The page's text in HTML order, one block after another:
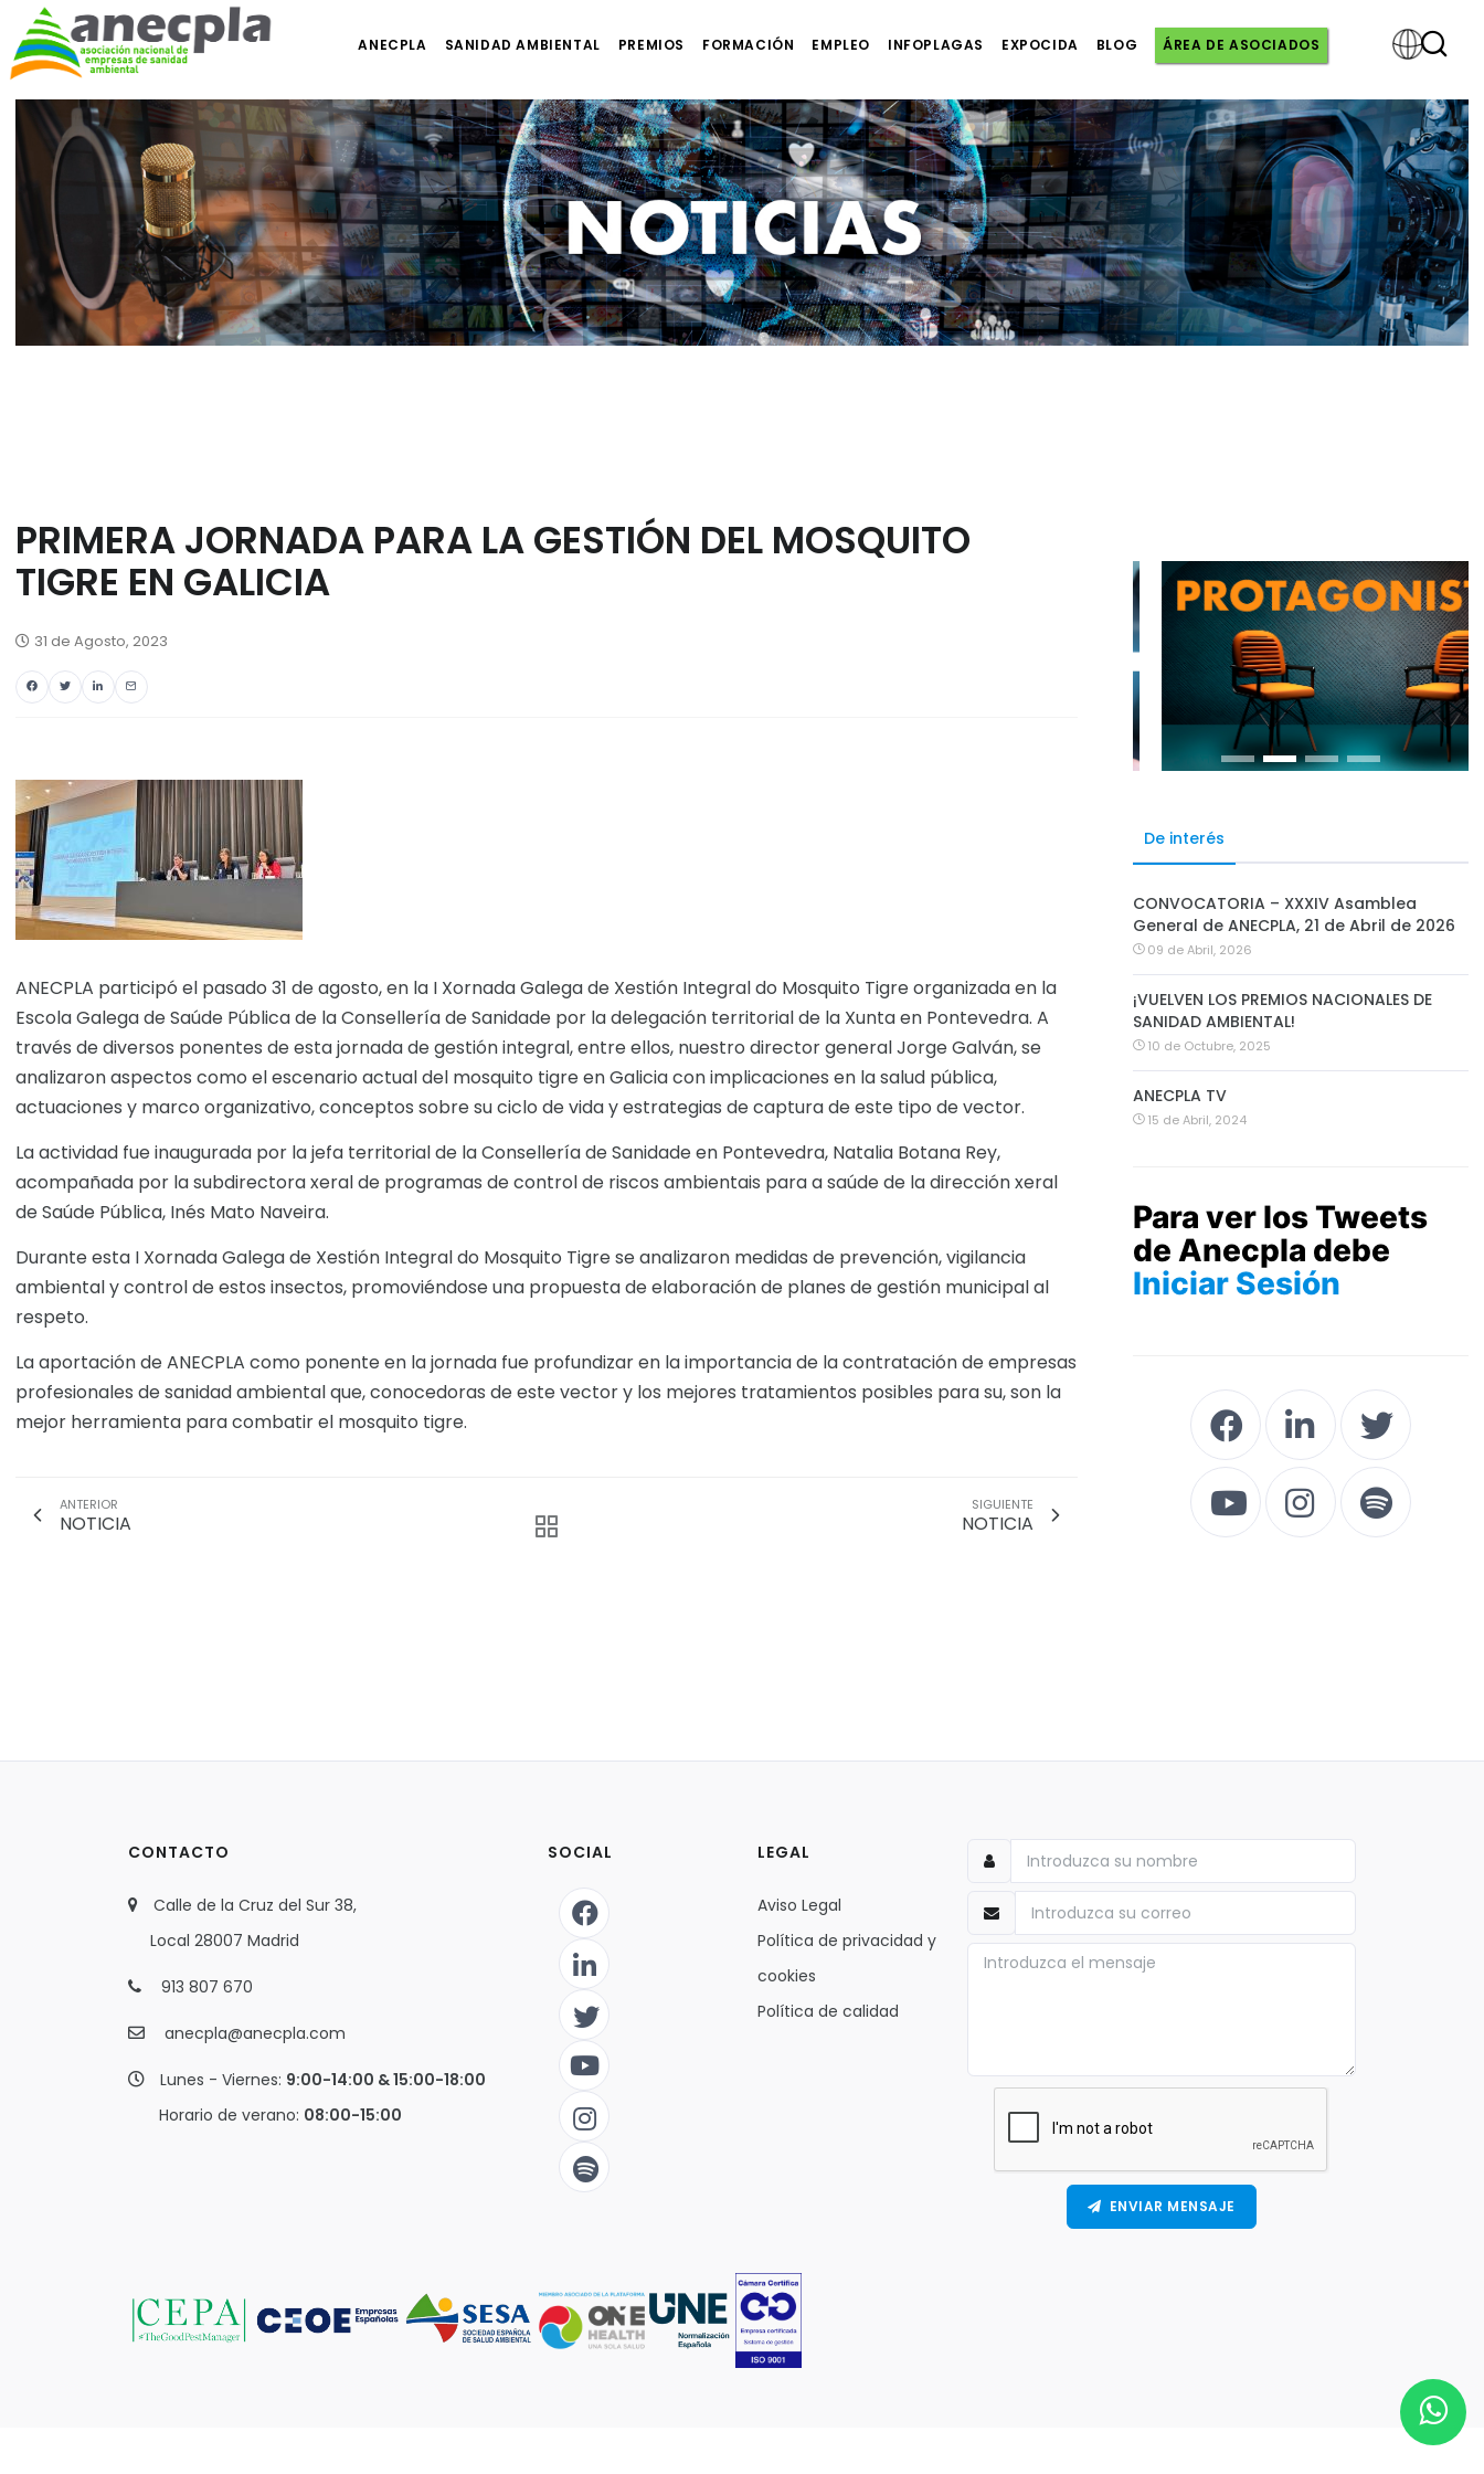
Powered
by
ANECPLA SANIDAD AMBIENTAL PREMIOS FORMACIÓN EMPLEO INFOPLAGAS EXPOCIDA BLOG ÁREA DE ASOCIADOS
PRIMERA JORNADA PARA LA GESTIÓN DEL MOSQUITO
TIGRE EN GALICIA
31 de Agosto, 2023
ANECPLA participó el pasado 31 de agosto, en la I Xornada Galega de Xestión Integral do Mosquito Tigre organizada en la
Escola Galega de Saúde Pública de la Consellería de Sanidade por la delegación territorial de la Xunta en Pontevedra. A
través de diversos ponentes de esta jornada de gestión integral, entre ellos, nuestro director general Jorge Galván, se
analizaron aspectos como el escenario actual del mosquito tigre en Galicia con implicaciones en la salud pública,
actuaciones y marco organizativo, conceptos sobre su ciclo de vida y estrategias de captura de este tipo de vector.
La actividad fue inaugurada por la jefa territorial de la Consellería de Sanidade en Pontevedra, Natalia Botana Rey,
acompañada por la subdirectora xeral de programas de control de riscos ambientais para a saúde de la dirección xeral
de Saúde Pública, Inés Mato Naveira.
Durante esta I Xornada Galega de Xestión Integral do Mosquito Tigre se analizaron medidas de prevención, vigilancia
ambiental y control de estos insectos, promoviéndose una propuesta de elaboración de planes de gestión municipal al
respeto.
La aportación de ANECPLA como ponente en la jornada fue profundizar en la importancia de la contratación de empresas
profesionales de sanidad ambiental que, conocedoras de este vector y los mejores tratamientos posibles para su, son la
mejor herramienta para combatir el mosquito tigre.
ANTERIOR
NOTICIA
SIGUIENTE
NOTICIA
De interés
CONVOCATORIA – XXXIV Asamblea
General de ANECPLA, 21 de Abril de 2026
09 de Abril, 2026
¡VUELVEN LOS PREMIOS NACIONALES DE
SANIDAD AMBIENTAL!
10 de Octubre, 2025
ANECPLA TV
15 de Abril, 2024
Para ver los Tweets
de Anecpla debe
Iniciar Sesión
CONTACTO
Calle de la Cruz del Sur 38,
Local 28007 Madrid
913 807 670
anecpla@anecpla.com
Lunes - Viernes: 9:00-14:00 & 15:00-18:00
Horario de verano: 08:00-15:00
SOCIAL LEGAL
Aviso Legal
Política de privacidad y
cookies
Política de calidad
ENVIAR MENSAJE